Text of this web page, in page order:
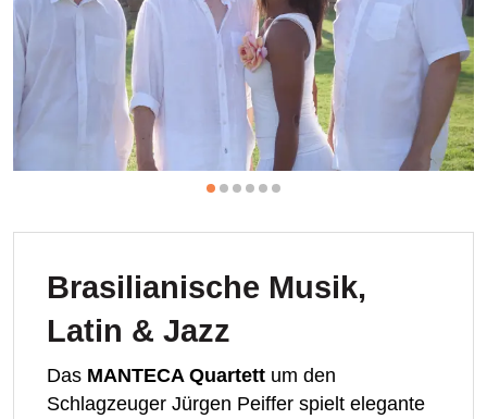
Brasilianische Musik,
Latin & Jazz
Das MANTECA Quartett um den
Schlagzeuger Jürgen Peiffer spielt elegante